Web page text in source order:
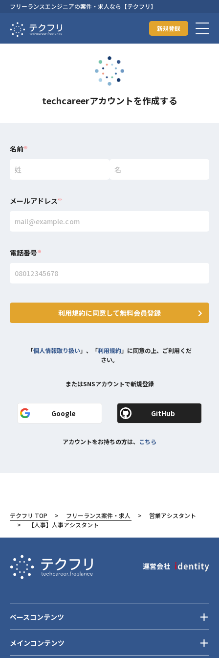
フリーランスエンジニアの案件・求人なら【テクフリ】
新規登録
techcareerアカウントを作成する
名前※
メールアドレス※
電話番号※
利用規約に同意して無料会員登録
「個人情報取り扱い」、「利用規約」に同意の上、ご利用くだ
さい。
またはSNSアカウントで新規登録
Google GitHub
アカウントをお持ちの方は、 こちら
テクフリ TOP フリーランス案件・求人
営業アシスタント
【人事】人事アシスタント
運営会社
メインコンテンツ
ベースコンテンツ